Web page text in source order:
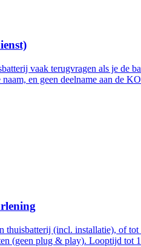
vaak terugvragen als je de
en geen deelname aan de
(incl. installatie), of
(geen plug & play). Looptijd